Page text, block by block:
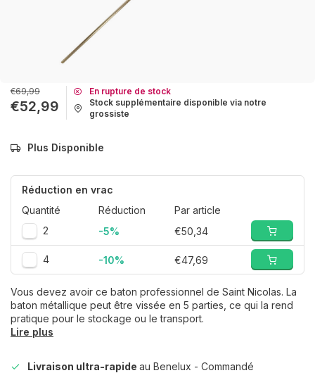
€69,99
€52,99
En rupture de stock
Stock supplémentaire disponible via notre
grossiste
Plus Disponible
Réduction en vrac
Quantité
Réduction
Par article
2
-5% €50,34
4 -10% €47,69
Vous devez avoir ce baton professionnel de Saint Nicolas. La
baton métallique peut être vissée en 5 parties, ce qui la rend
pratique pour le stockage ou le transport.
Lire plus
Livraison ultra-rapide au Benelux - Commandé